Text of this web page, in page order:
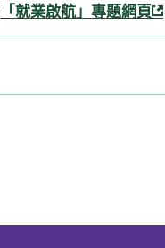
「就業啟航」專題網頁